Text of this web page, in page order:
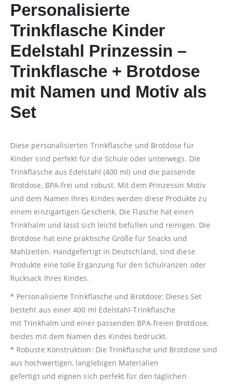
Personalisierte
Trinkflasche Kinder
Edelstahl Prinzessin –
Trinkflasche + Brotdose
mit Namen und Motiv als
Set
Diese personalisierten Trinkflasche und Brotdose für
Kinder sind perfekt für die Schule oder unterwegs. Die
Trinkflasche aus Edelstahl (400 ml) und die passende
Brotdose, BPA-frei und robust. Mit dem Prinzessin Motiv
und dem Namen Ihres Kindes werden diese Produkte zu
einem einzigartigen Geschenk. Die Flasche hat einen
Trinkhalm und lässt sich leicht befüllen und reinigen. Die
Brotdose hat eine praktische Größe für Snacks und
Mahlzeiten. Handgefertigt in Deutschland, sind diese
Produkte eine tolle Ergänzung für den Schulranzen oder
Rucksack Ihres Kindes.
* Personalisierte Trinkflasche und Brotdose: Dieses Set
besteht aus einer 400 ml Edelstahl-Trinkflasche
mit Trinkhalm und einer passenden BPA-freien Brotdose,
beides mit dem Namen des Kindes bedruckt.
* Robuste Konstruktion: Die Trinkflasche und Brotdose sind
aus hochwertigen, langlebigen Materialien
gefertigt und eignen sich perfekt für den täglichen